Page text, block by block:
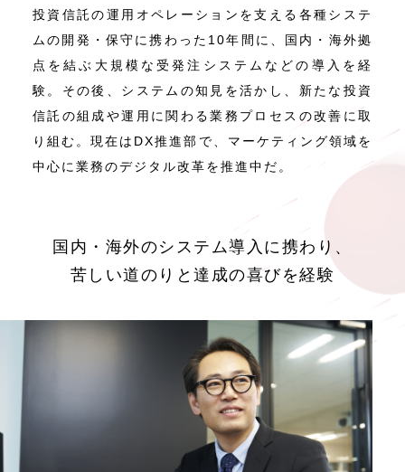
投資信託の運用オペレーションを支える各種システ
ムの開発・保守に携わった10年間に、国内・海外拠
点を結ぶ大規模な受発注システムなどの導入を経
験。その後、システムの知見を活かし、新たな投資
信託の組成や運用に関わる業務プロセスの改善に取
り組む。現在はDX推進部で、マーケティング領域を
中心に業務のデジタル改革を推進中だ。
国内・海外のシステム導入に携わり、
苦しい道のりと達成の喜びを経験